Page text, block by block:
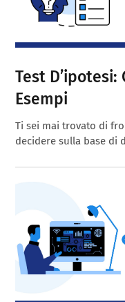
Test D’ipotesi:
Esempi
Ti sei mai trovato di
decidere sulla base di